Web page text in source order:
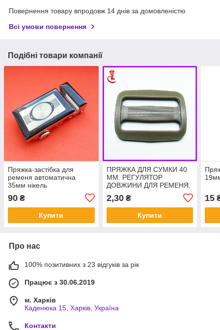
Повернення товару впродовж 14 днів за домовленістю
Всі умови повернення
Подібні товари компанії
Пряжка-застібка для
ременя автоматична
35мм нікель
90 ₴
Купити
ПРЯЖКА ДЛЯ СУМКИ 40
ММ. РЕГУЛЯТОР
ДОВЖИНИ ДЛЯ РЕМЕНЯ.
2,30₴
Купити
15
Про нас
100% позитивних з 23 відгуків за рік
Працює з 30.06.2019
м. Харків
Каденюка 15, Харків, Україна
Контакти